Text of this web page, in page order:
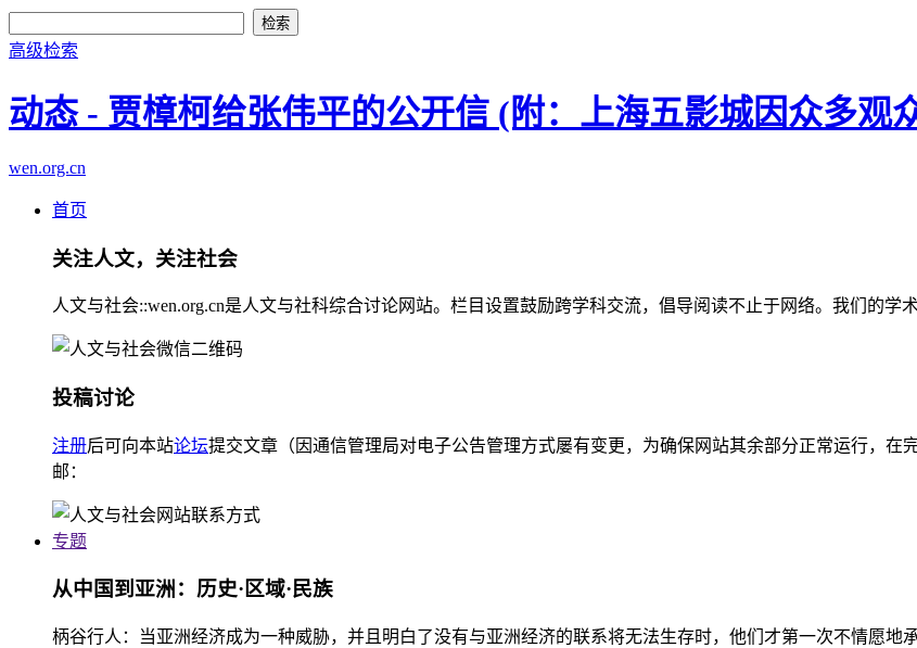
高级检索
动态 - 贾樟柯给张伟平的公开信 (附：上海五影城因众多观
wen.org.cn
首页
关注人文，关注社会
人文与社会::wen.org.cn是人文与社科综合讨论网站。栏目设置鼓励跨学科交流，倡导阅读不止于网络。我们的学
投稿讨论
注册后可向本站论坛提交文章（因通信管理局对电子公告管理方式屡有变更，为确保网站其余部分正常运行，
邮：
专题
从中国到亚洲：历史·区域·民族
柄谷行人：当亚洲经济成为一种威胁，并且明白了没有与亚洲经济的联系将无法生存时，他们才第一次不情愿地承